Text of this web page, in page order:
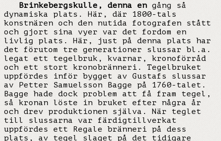
Brinkebergskulle, denna en gång så
dynamiska plats. Här, där 1800-tals
konstnären och den nutida fotografen stått
och gjort sina vyer var det fordom en
livlig plats. Här, just på denna plats har
det förutom tre generationer slussar bl.a.
legat ett tegelbruk, kvarnar, kronoförråd
och ett stort kronobränneri. Tegelbruket
uppfördes inför bygget av Gustafs slussar
av Petter Samuelsson Bagge på 1760-talet.
Bagge hade dock problem att få fram tegel,
så kronan löste in bruket efter några år
och drev produktionen själva. När teglet
till slussarna var färdigtillverkat
uppfördes ett Regale bränneri på dess
plats, av tegel slaget på det tidigare